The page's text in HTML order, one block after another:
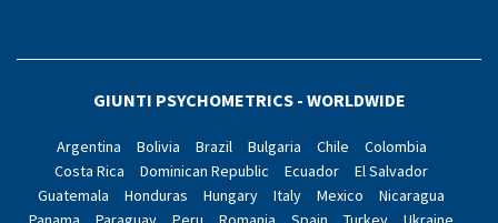
GIUNTI PSYCHOMETRICS - WORLDWIDE
Argentina Bolivia Brazil Bulgaria Chile
Colombia
Costa Rica
Dominican Republic Ecuador
El Salvador
Guatemala
Honduras Hungary Italy Mexico
Nicaragua